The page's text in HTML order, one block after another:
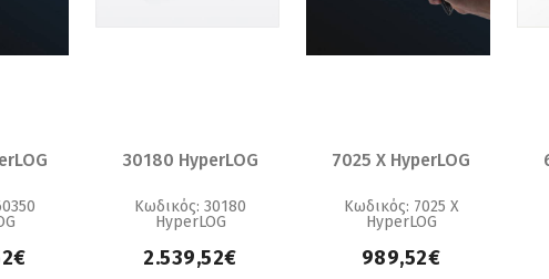
30180 HyperLOG
Κωδικός: 30180
HyperLOG
2.539,52€
7025 X HyperLOG
Κωδικός: 7025 X
HyperLOG
989,52€